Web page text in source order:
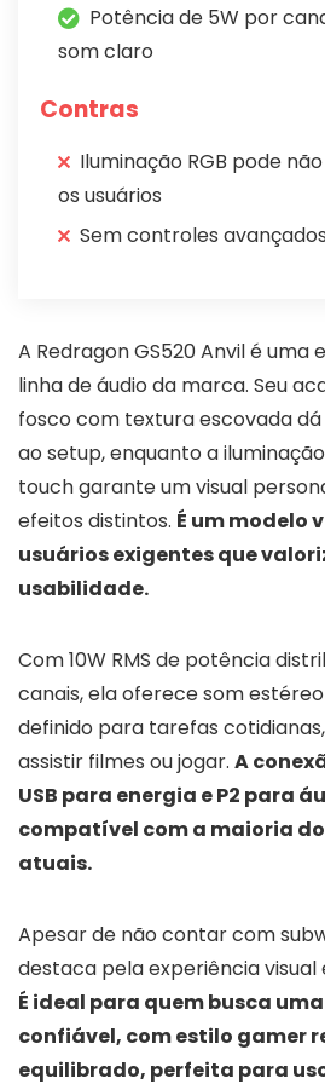
Potência de 5W por
som claro
Contras
Iluminação RGB pode
os usuários
Sem controles
A Redragon GS520 Anvil é uma
linha de áudio da marca. Seu
fosco com textura escovada
ao setup, enquanto a
touch garante um visual
efeitos distintos. É um modelo
usuários exigentes que
usabilidade.
Com 10W RMS de potência
canais, ela oferece som
definido para tarefas
assistir filmes ou jogar. A
USB para energia e P2 para
compatível com a maioria
atuais.
Apesar de não contar com
destaca pela experiência visual
É ideal para quem busca
confiável, com estilo gamer
equilibrado, perfeita para